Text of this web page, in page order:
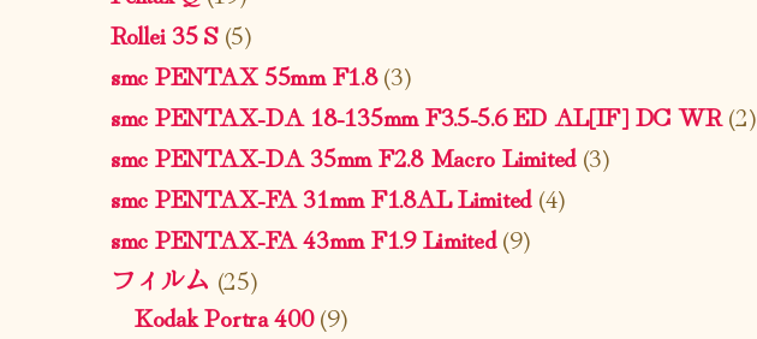
Rollei 35 S(5)
smc PENTAX 55mm F1.8(3)
smc PENTAX-DA 18-135mm F3.5-5.6 ED AL[IF] DC WR(2)
smc PENTAX-DA 35mm F2.8 Macro Limited(3)
smc PENTAX-FA 31mm F1.8AL Limited(4)
smc PENTAX-FA 43mm F1.9 Limited(9)
フィルム (25)
Kodak Portra 400(9)